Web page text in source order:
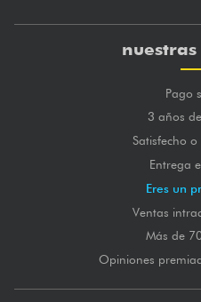
Pago
3 años
Satisfecho
Entrega
Eres un
Ventas
Más de
Opiniones